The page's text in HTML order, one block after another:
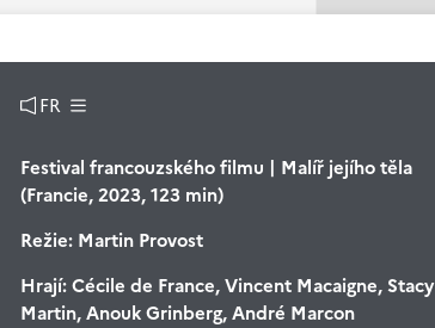
FR
Festival francouzského filmu | Malíř jejího těla
(Francie, 2023, 123 min)
Režie:Martin Provost
Hrají:Cécile de France, Vincent Macaigne, Stacy
Martin, Anouk Grinberg, André Marcon